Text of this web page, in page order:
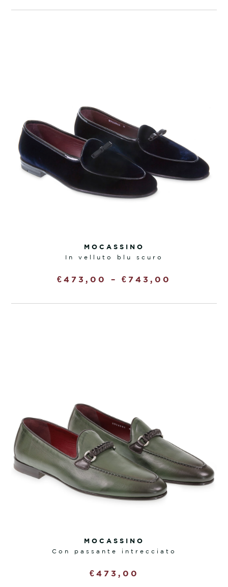
MOCASSINO
in velluto blu scuro
€ 473,00 – € 743,00
MOCASSINO
con passante intrecciato
€ 473,00